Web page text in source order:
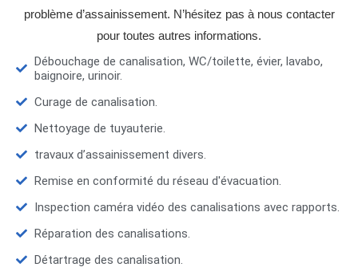
problème d’assainissement. N’hésitez pas à nous contacter
pour toutes autres informations.
Débouchage de canalisation, WC/toilette, évier, lavabo,
baignoire, urinoir.
Curage de canalisation.
Nettoyage de tuyauterie.
travaux d’assainissement divers.
Remise en conformité du réseau d'évacuation.
Inspection caméra vidéo des canalisations avec rapports.
Réparation des canalisations.
Détartrage des canalisation.